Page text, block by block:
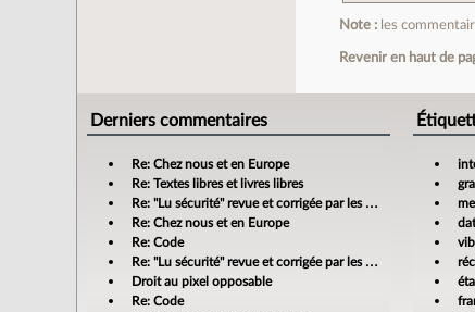
Note : les
Revenir en haut de
Derniers commentaires
Re: Chez nous et en Europe
Re: Textes libres et livres libres
Re: "Lu sécurité" revue et corrigée par les banques
Re: Chez nous et en Europe
Re: Code
Re: "Lu sécurité" revue et corrigée par les banques
Droit au pixel opposable
Re: Code